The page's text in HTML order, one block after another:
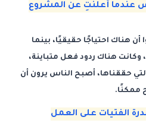
عندما أعلنتِ عن المشروع
هناك احتياجًا حقيقيًا، بينما
وكانت هناك ردود فعل متباينة،
حققناها، أصبح الناس يرون أن
ممكنًا.
الفتيات على العمل